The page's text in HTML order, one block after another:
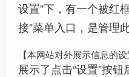
设置”下，有一个被红
接”菜单入口，是管理
【本网站对外展示信息的设
展示了点击“设置”按钮